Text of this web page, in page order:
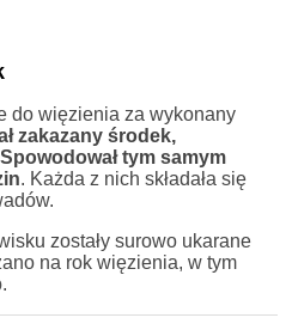
do więzienia za wykonany
zakazany środek,
tym samym
. Każda z nich składała się
zostały surowo ukarane
na rok więzienia, w tym